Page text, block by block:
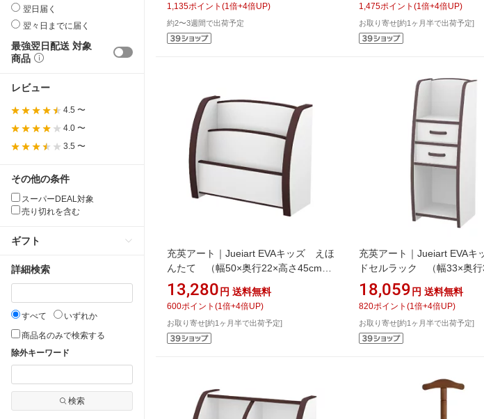
翌日届く
翌々日までに届く
最強翌日配送 対象
商品
レビュー
4.5 〜
4.0 〜
3.5 〜
その他の条件
スーパーDEAL対象
売り切れを含む
ギフト
詳細検索
すべて
いずれか
商品名のみで検索する
除外キーワード
検索
1,135ポイント (1 倍+4倍UP)
約2〜3週間で出荷予定
1,475ポイント (1 倍+4倍UP)
お取り寄せ[約1ヶ月半で出荷予定]
充英アート｜Jueiart EVAキッズ えほ
んたて （幅50×奥行22×高さ45cm）
JAJAN ブラウン PS-50SD
13,280 円 送料無料
600ポイント (1 倍+4倍UP)
お取り寄せ[約1ヶ月半で出荷予定]
充英アート｜Jueiart EVA
ドセルラック （幅33×奥行
90cm） JAJAN ブラウン
18,059 円 送料無料
820ポイント (1 倍+4倍UP)
お取り寄せ[約1ヶ月半で出荷予定]